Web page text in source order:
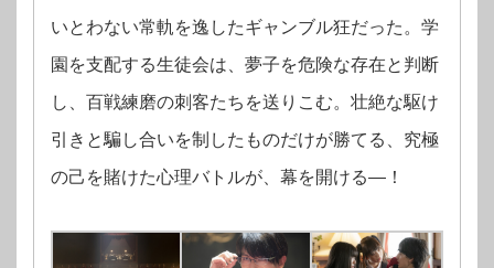
いとわない常軌を逸したギャンブル狂だった。学
園を支配する生徒会は、夢子を危険な存在と判断
し、百戦練磨の刺客たちを送りこむ。壮絶な駆け
引きと騙し合いを制したものだけが勝てる、究極
の己を賭けた心理バトルが、幕を開ける―！